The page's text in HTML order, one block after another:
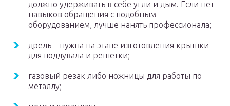
должно удерживать в себе угли и дым. Если нет
навыков обращения с подобным
оборудованием, лучше нанять профессионала;
дрель – нужна на этапе изготовления крышки
для поддувала и решетки;
газовый резак либо ножницы для работы по
металлу;